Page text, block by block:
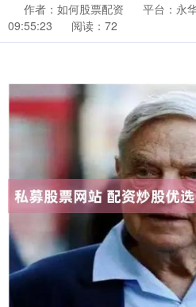
作者：如何股票配资 平台：永
09:55:23
阅读：72